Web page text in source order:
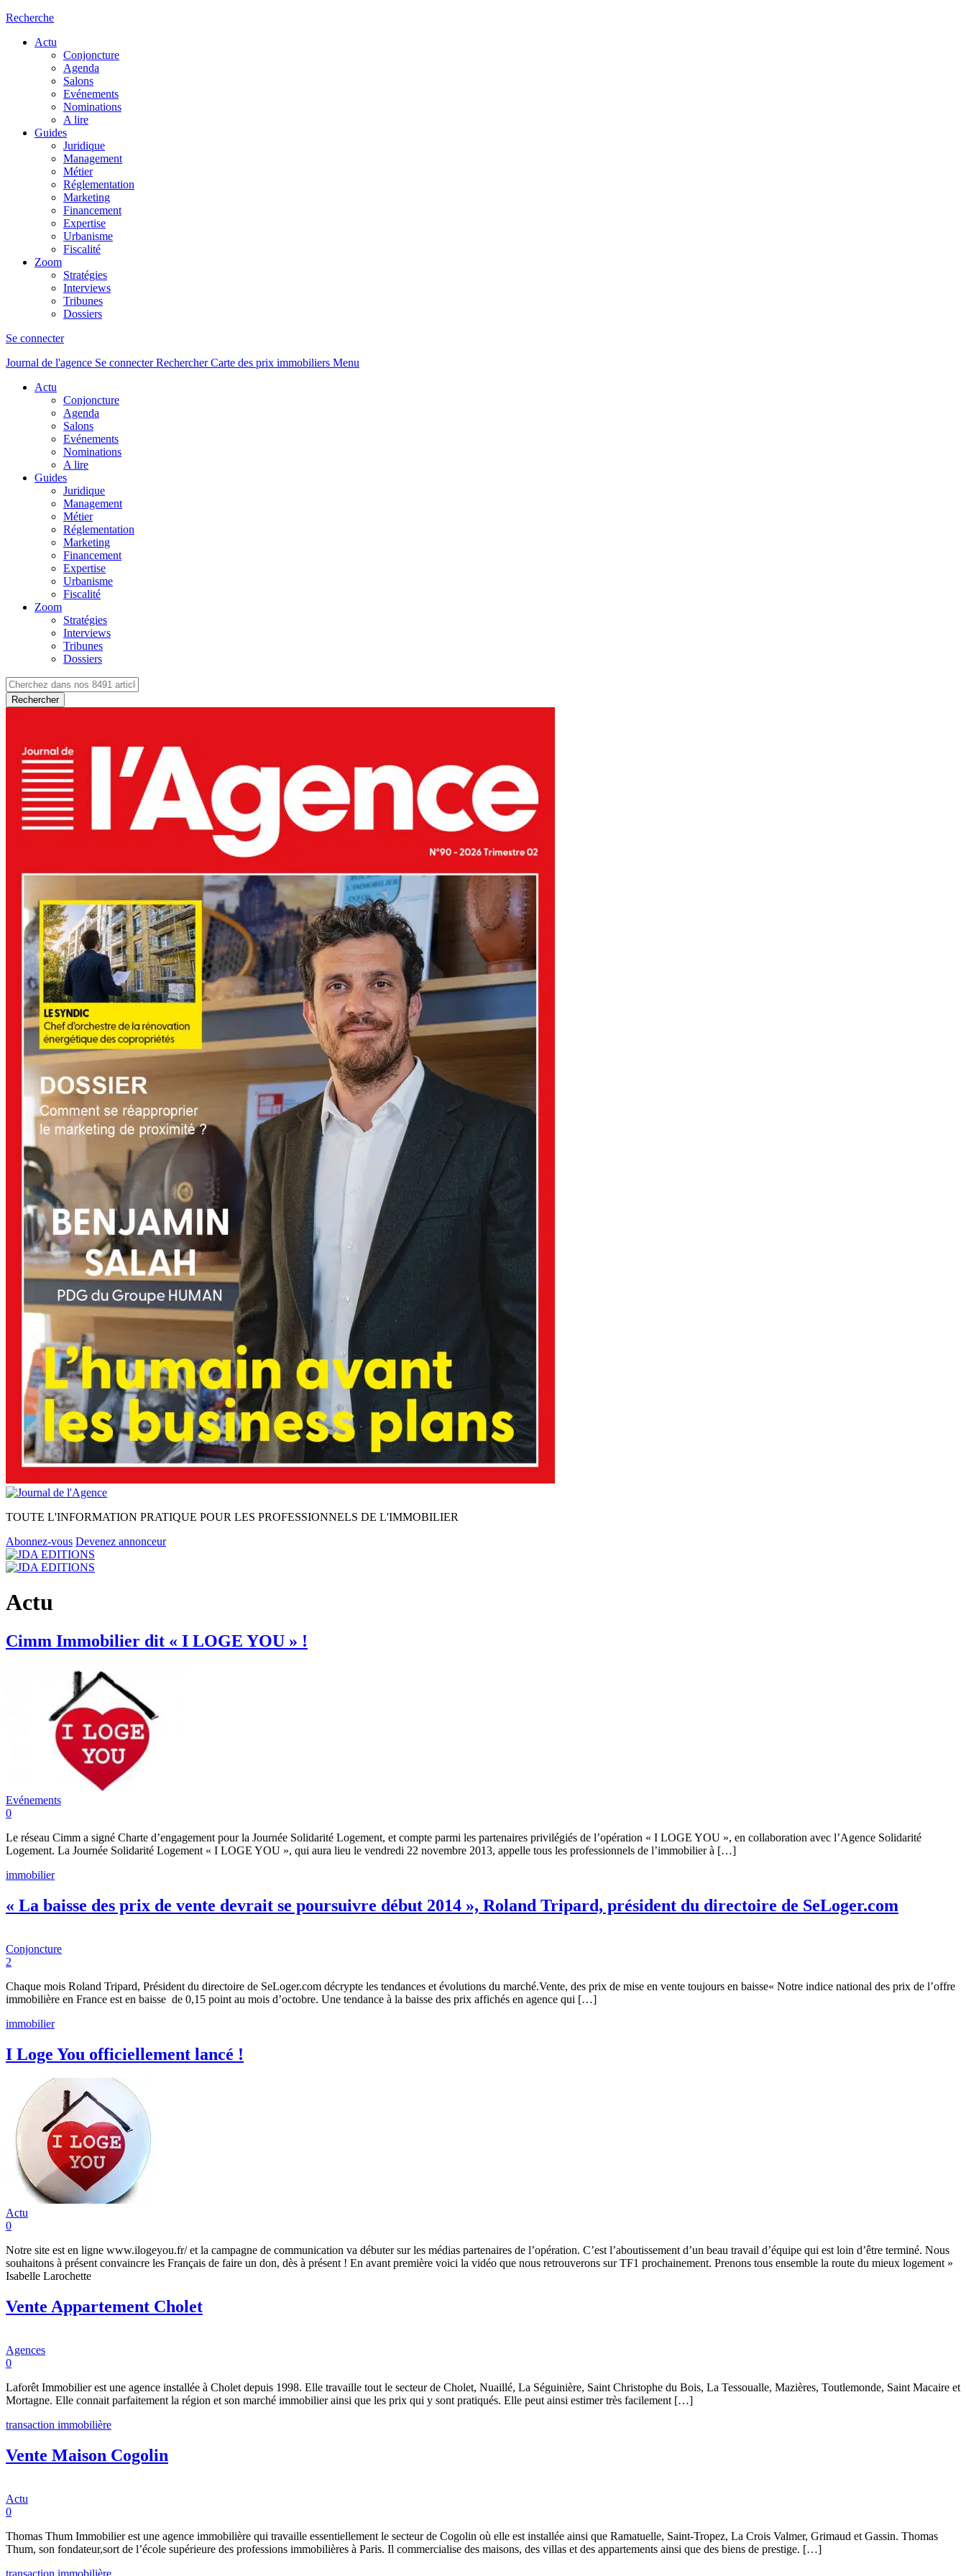
Recherche
Actu
Conjoncture
Agenda
Salons
Evénements
Nominations
A lire
Guides
Juridique
Management
Métier
Réglementation
Marketing
Financement
Expertise
Urbanisme
Fiscalité
Zoom
Stratégies
Interviews
Tribunes
Dossiers
Se connecter
Journal de l'agence Se connecterRechercher Carte des prix immobiliers Menu
Actu
Conjoncture
Agenda
Salons
Evénements
Nominations
A lire
Guides
Juridique
Management
Métier
Réglementation
Marketing
Financement
Expertise
Urbanisme
Fiscalité
Zoom
Stratégies
Interviews
Tribunes
Dossiers
Rechercher
TOUTE L'INFORMATION PRATIQUE POUR LES PROFESSIONNELS DE L'IMMOBILIER
Abonnez-vous Devenez annonceur
Actu
Cimm Immobilier dit « I LOGE YOU » !
Evénements
0
Le réseau Cimm a signé Charte d’engagement pour la Journée Solidarité Logement, et compte parmi les partenaires privilégiés de l’opération « I LOGE YOU », en collaboration avec l’Agence Solidarité
Logement. La Journée Solidarité Logement « I LOGE YOU », qui aura lieu le vendredi 22 novembre 2013, appelle tous les professionnels de l’immobilier à […]
immobilier
« La baisse des prix de vente devrait se poursuivre début 2014 », Roland Tripard, président du directoire de SeLoger.com
Conjoncture
2
Chaque mois Roland Tripard, Président du directoire de SeLoger.com décrypte les tendances et évolutions du marché.Vente, des prix de mise en vente toujours en baisse« Notre indice national des prix de l’offre
immobilière en France est en baisse de 0,15 point au mois d’octobre. Une tendance à la baisse des prix affichés en agence qui […]
immobilier
I Loge You officiellement lancé !
Actu
0
Notre site est en ligne www.ilogeyou.fr/ et la campagne de communication va débuter sur les médias partenaires de l’opération. C’est l’aboutissement d’un beau travail d’équipe qui est loin d’être terminé. Nous
souhaitons à présent convaincre les Français de faire un don, dès à présent ! En avant première voici la vidéo que nous retrouverons sur TF1 prochainement. Prenons tous ensemble la route du mieux logement »
Isabelle Larochette
Vente Appartement Cholet
Agences
0
Laforêt Immobilier est une agence installée à Cholet depuis 1998. Elle travaille tout le secteur de Cholet, Nuaillé, La Séguinière, Saint Christophe du Bois, La Tessoualle, Mazières, Toutlemonde, Saint Macaire et
Mortagne. Elle connait parfaitement la région et son marché immobilier ainsi que les prix qui y sont pratiqués. Elle peut ainsi estimer très facilement […]
transaction immobilière
Vente Maison Cogolin
Actu
0
Thomas Thum Immobilier est une agence immobilière qui travaille essentiellement le secteur de Cogolin où elle est installée ainsi que Ramatuelle, Saint-Tropez, La Crois Valmer, Grimaud et Gassin. Thomas
Thum, son fondateur,sort de l’école supérieure des professions immobilières à Paris. Il commercialise des maisons, des villas et des appartements ainsi que des biens de prestige. […]
transaction immobilière